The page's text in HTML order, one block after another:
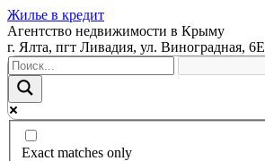
Жилье в кредит
Агентство недвижимости в Крыму
г. Ялта, пгт Ливадия, ул. Виноградная, 6Е
Exact matches only